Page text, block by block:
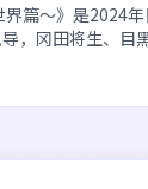
界篇～》是2024
，冈田将生、目